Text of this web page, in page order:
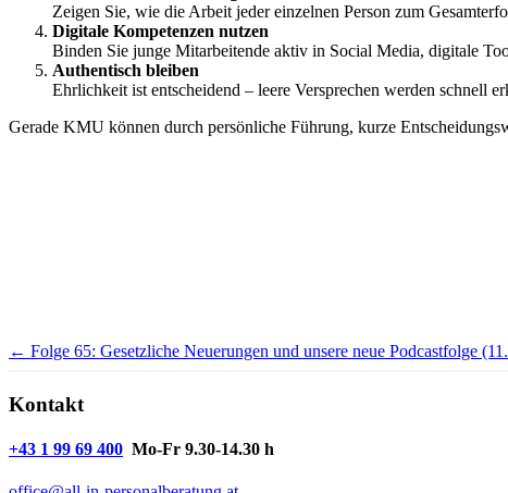
Zeigen Sie, wie die Arbeit jeder einzelnen Person zum
Digitale Kompetenzen nutzen
Binden Sie junge Mitarbeitende aktiv in Social Media, digitale
Authentisch bleiben
Ehrlichkeit ist entscheidend – leere Versprechen werden schnell
Gerade KMU können durch persönliche Führung, kurze
← Folge 65: Gesetzliche Neuerungen und unsere neue Podcastfolge
Kontakt
+43 1 99 69 400 Mo-Fr 9.30-14.30 h